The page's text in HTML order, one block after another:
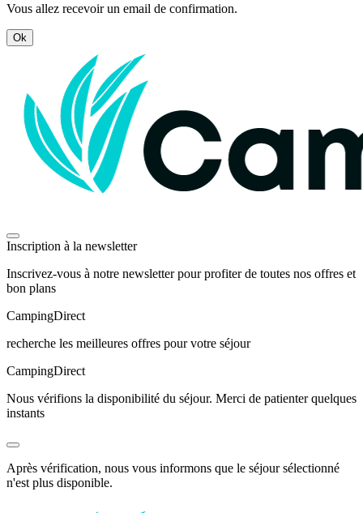
Vous allez recevoir un email de confirmation.
Ok
Inscription à la newsletter
Inscrivez-vous à notre newsletter pour profiter de toutes nos offres et
bon plans
CampingDirect
recherche les meilleures offres pour votre séjour
CampingDirect
Nous vérifions la disponibilité du séjour. Merci de patienter quelques
instants
Après vérification, nous vous informons que le séjour sélectionné
n'est plus disponible.